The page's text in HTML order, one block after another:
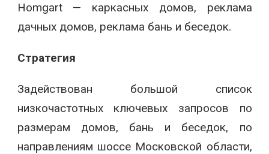
Homgart — каркасных домов, реклама
дачных домов, реклама бань и беседок.
Стратегия
Задействован большой список
низкочастотных ключевых запросов по
размерам домов, бань и беседок, по
направлениям шоссе Московской области,